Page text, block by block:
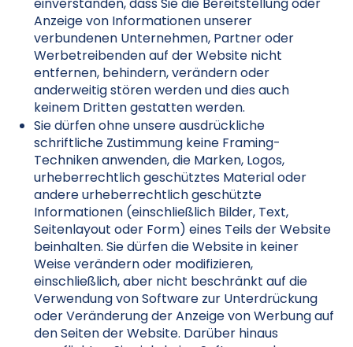
Anzeige von Informationen unserer
verbundenen Unternehmen, Partner oder
Werbetreibenden auf der Website nicht
entfernen, behindern, verändern oder
anderweitig stören werden und dies auch
keinem Dritten gestatten werden.
Sie dürfen ohne unsere ausdrückliche
schriftliche Zustimmung keine Framing-
Techniken anwenden, die Marken, Logos,
urheberrechtlich geschütztes Material oder
andere urheberrechtlich geschützte
Informationen (einschließlich Bilder, Text,
Seitenlayout oder Form) eines Teils der Website
beinhalten. Sie dürfen die Website in keiner
Weise verändern oder modifizieren,
einschließlich, aber nicht beschränkt auf die
Verwendung von Software zur Unterdrückung
oder Veränderung der Anzeige von Werbung auf
den Seiten der Website. Darüber hinaus